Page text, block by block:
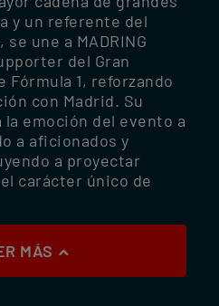
y un referente del
une a MADRING
del Gran
Fórmula 1, reforzando
con Madrid. Su
emoción del evento a
a aficionados y
a proyectar
carácter único de
MÁS